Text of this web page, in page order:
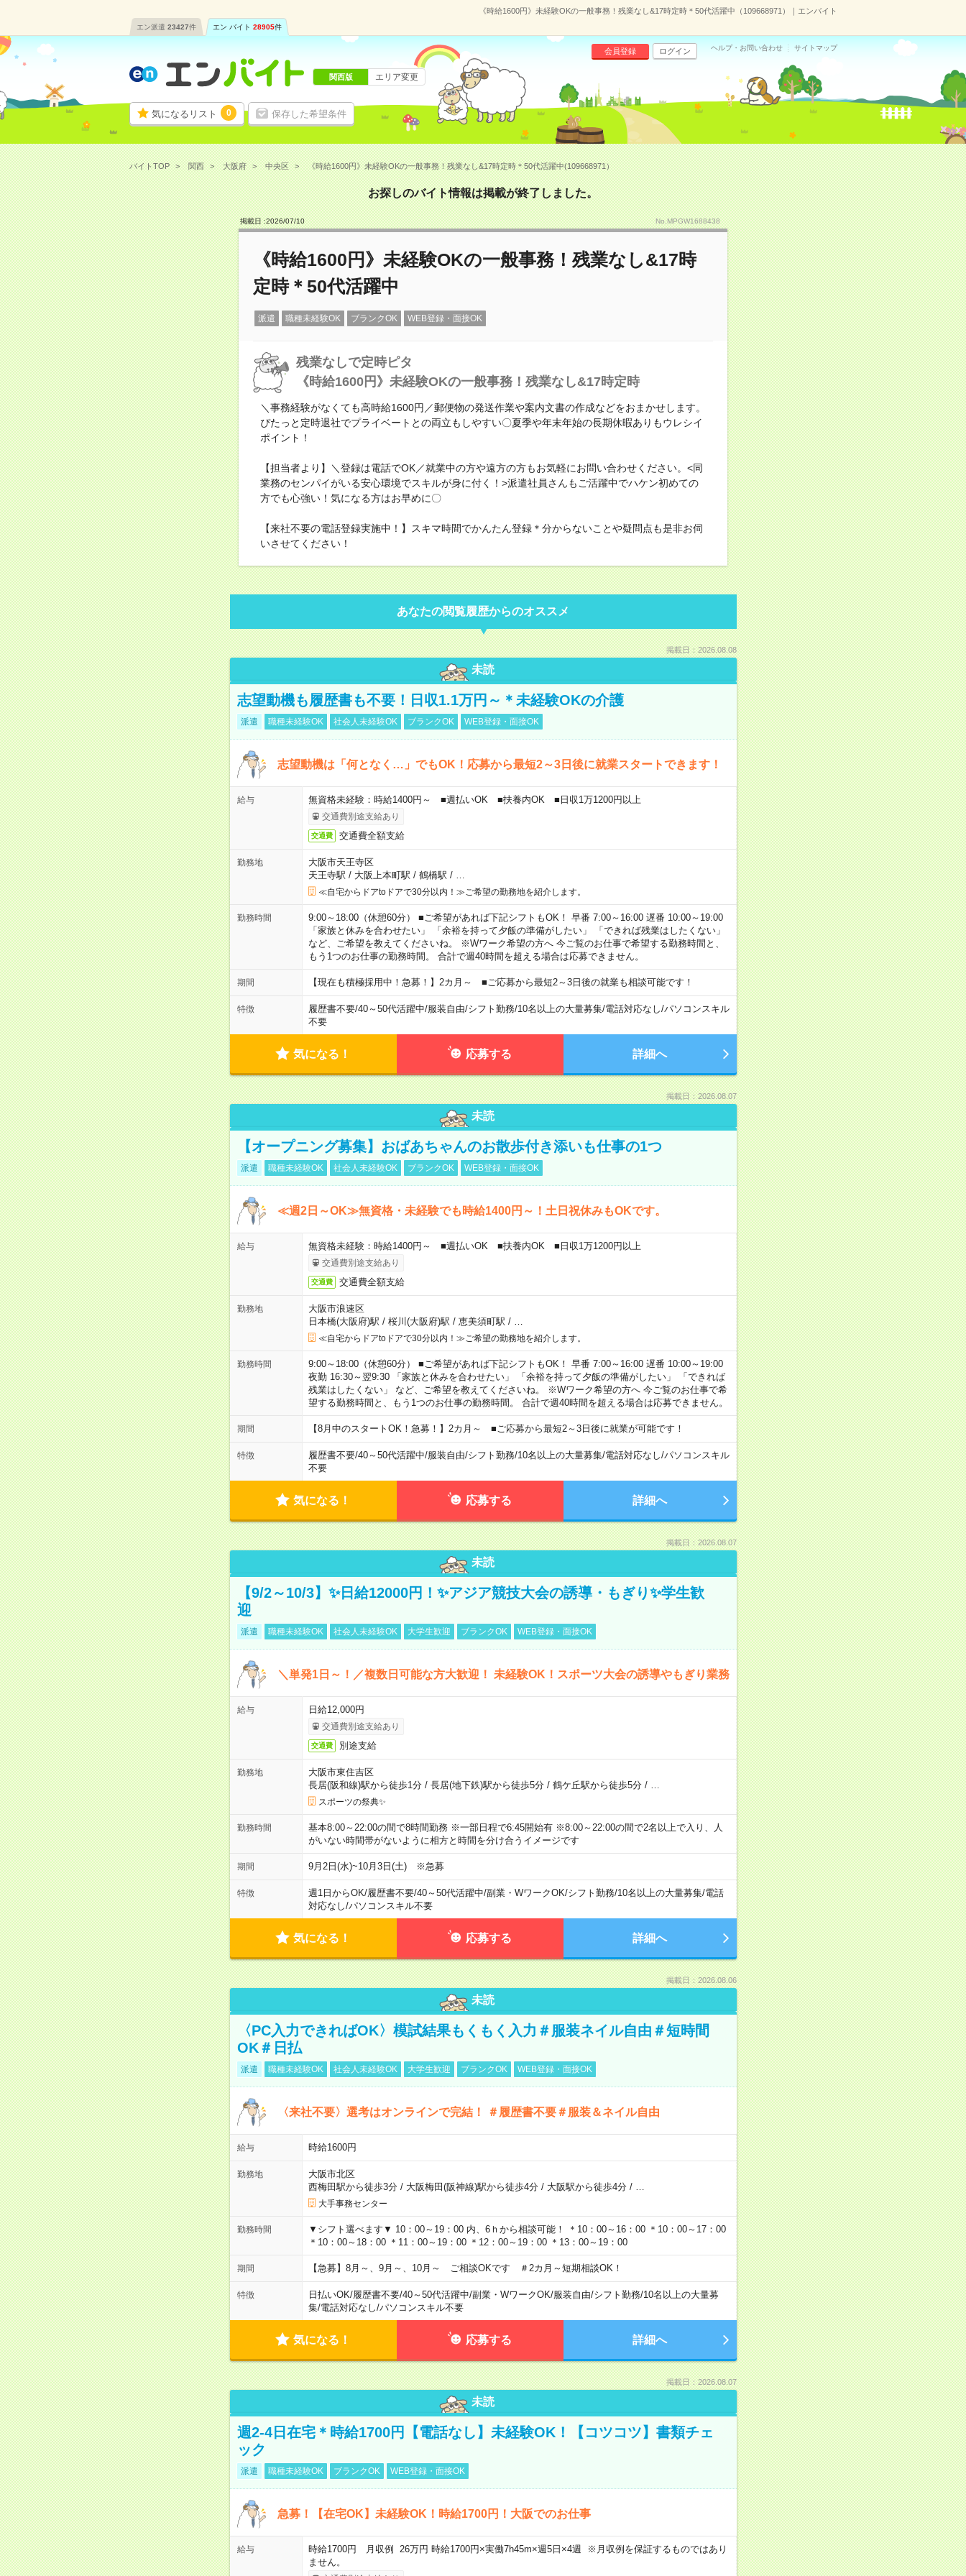
《時給1600円》未経験OKの一般事務！残業なし&17時定時＊50代活躍中（109668971）｜エンバイト
エン派遣 23427件 エン バイト 28905件
気になるリスト 0 保存した希望条件
会員登録 ログイン ヘルプ・お問い合わせ サイトマップ
関西版 エリア変更
バイトTOP 関西 大阪府 中央区 《時給1600円》未経験OKの一般事務！残業なし&17時定時＊50代活躍中(109668971）
お探しのバイト情報は掲載が終了しました。
掲載日 :2026/07/10 No.MPGW1688438
《時給1600円》未経験OKの一般事務！残業なし&17時
定時＊50代活躍中
派遣 職種未経験OK ブランクOK WEB登録・面接OK
残業なしで定時ピタ
《時給1600円》未経験OKの一般事務！残業なし&17時定時
＼事務経験がなくても高時給1600円／郵便物の発送作業や案内文書の作成などをおまかせします。
ぴたっと定時退社でプライベートとの両立もしやすい〇夏季や年末年始の長期休暇ありもウレシイ
ポイント！
【担当者より】＼登録は電話でOK／就業中の方や遠方の方もお気軽にお問い合わせください。<同
業務のセンパイがいる安心環境でスキルが身に付く！>派遣社員さんもご活躍中でハケン初めての
方でも心強い！気になる方はお早めに〇
【来社不要の電話登録実施中！】スキマ時間でかんたん登録＊分からないことや疑問点も是非お伺
いさせてください！
あなたの閲覧履歴からのオススメ
掲載日：2026.08.08
未読
志望動機も履歴書も不要！日収1.1万円～＊未経験OKの介護
派遣 職種未経験OK 社会人未経験OK ブランクOK WEB登録・面接OK
志望動機は「何となく…」でもOK！応募から最短2～3日後に就業スタートできます！
給与 無資格未経験：時給1400円～ ■週払いOK ■扶養内OK ■日収1万1200円以上
交通費別途支給あり
交通費 交通費全額支給
勤務地
大阪市天王寺区
天王寺駅 / 大阪上本町駅 / 鶴橋駅 /
≪自宅からドアtoドアで30分以内！≫ご希望の勤務地を紹介します。
勤務時間
9:00～18:00（休憩60分） ■ご希望があれば下記シフトもOK！ 早番 7:00～16:00 遅番 10:00～19:00
「家族と休みを合わせたい」 「余裕を持って夕飯の準備がしたい」 「できれば残業はしたくない」
など、ご希望を教えてくださいね。 ※Wワーク希望の方へ 今ご覧のお仕事で希望する勤務時間と、
もう1つのお仕事の勤務時間。 合計で週40時間を超える場合は応募できません。
期間 【現在も積極採用中！急募！】2カ月～ ■ご応募から最短2～3日後の就業も相談可能です！
特徴 履歴書不要/40～50代活躍中/服装自由/シフト勤務/10名以上の大量募集/電話対応なし/パソコンスキル
不要
気になる！ 応募する 詳細へ
掲載日：2026.08.07
未読
【オープニング募集】おばあちゃんのお散歩付き添いも仕事の1つ
派遣 職種未経験OK 社会人未経験OK ブランクOK WEB登録・面接OK
≪週2日～OK≫無資格・未経験でも時給1400円～！土日祝休みもOKです。
給与 無資格未経験：時給1400円～ ■週払いOK ■扶養内OK ■日収1万1200円以上
交通費別途支給あり
交通費 交通費全額支給
勤務地
大阪市浪速区
日本橋(大阪府)駅 / 桜川(大阪府)駅 / 恵美須町駅 /
≪自宅からドアtoドアで30分以内！≫ご希望の勤務地を紹介します。
勤務時間
9:00～18:00（休憩60分） ■ご希望があれば下記シフトもOK！ 早番 7:00～16:00 遅番 10:00～19:00
夜勤 16:30～翌9:30 「家族と休みを合わせたい」 「余裕を持って夕飯の準備がしたい」 「できれば
残業はしたくない」 など、ご希望を教えてくださいね。 ※Wワーク希望の方へ 今ご覧のお仕事で希
望する勤務時間と、もう1つのお仕事の勤務時間。 合計で週40時間を超える場合は応募できません。
期間 【8月中のスタートOK！急募！】2カ月～ ■ご応募から最短2～3日後に就業が可能です！
特徴 履歴書不要/40～50代活躍中/服装自由/シフト勤務/10名以上の大量募集/電話対応なし/パソコンスキル
不要
気になる！ 応募する 詳細へ
掲載日：2026.08.07
未読
【9/2～10/3】✨日給12000円！✨アジア競技大会の誘導・もぎり✨学生歓
迎
派遣 職種未経験OK 社会人未経験OK 大学生歓迎 ブランクOK WEB登録・面接OK
＼単発1日～！／複数日可能な方大歓迎！ 未経験OK！スポーツ大会の誘導やもぎり業務
給与 日給12,000円
交通費別途支給あり
交通費 別途支給
勤務地
大阪市東住吉区
長居(阪和線)駅から徒歩1分/ 長居(地下鉄)駅から徒歩5分/ 鶴ケ丘駅から徒歩5分/
スポーツの祭典✨
勤務時間
基本8:00～22:00の間で8時間勤務 ※一部日程で6:45開始有 ※8:00～22:00の間で2名以上で入り、人
がいない時間帯がないように相方と時間を分け合うイメージです
期間 9月2日(水)~10月3日(土) ※急募
特徴 週1日からOK/履歴書不要/40～50代活躍中/副業・WワークOK/シフト勤務/10名以上の大量募集/電話
対応なし/パソコンスキル不要
気になる！ 応募する 詳細へ
掲載日：2026.08.06
未読
〈PC入力できればOK〉模試結果もくもく入力＃服装ネイル自由＃短時間
OK＃日払
派遣 職種未経験OK 社会人未経験OK 大学生歓迎 ブランクOK WEB登録・面接OK
〈来社不要〉選考はオンラインで完結！ ＃履歴書不要＃服装＆ネイル自由
給与 時給1600円
勤務地
大阪市北区
西梅田駅から徒歩3分/ 大阪梅田(阪神線)駅から徒歩4分/ 大阪駅から徒歩4分/
大手事務センター
勤務時間
▼シフト選べます▼ 10：00～19：00 内、6ｈから相談可能！ ＊10：00～16：00 ＊10：00～17：00
＊10：00～18：00 ＊11：00～19：00 ＊12：00～19：00 ＊13：00～19：00
期間 【急募】8月～、9月～、10月～ ご相談OKです ＃2カ月～短期相談OK！
特徴 日払いOK/履歴書不要/40～50代活躍中/副業・WワークOK/服装自由/シフト勤務/10名以上の大量募
集/電話対応なし/パソコンスキル不要
気になる！ 応募する 詳細へ
掲載日：2026.08.07
未読
週2-4日在宅＊時給1700円【電話なし】未経験OK！【コツコツ】書類チェ
ック
派遣 職種未経験OK ブランクOK WEB登録・面接OK
急募！【在宅OK】未経験OK！時給1700円！大阪でのお仕事
給与
時給1700円 月収例 26万円 時給1700円×実働7h45m×週5日×4週 ※月収例を保証するものではあり
ません。